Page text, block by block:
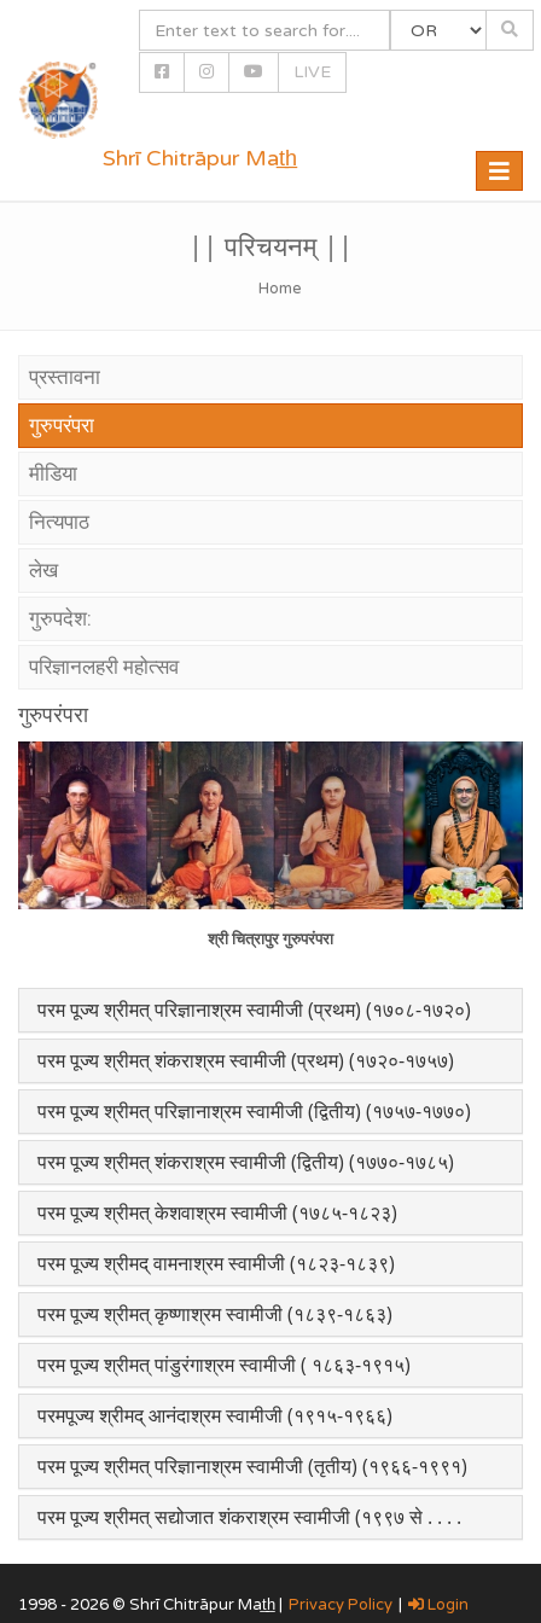
LIVE
Toggle
Shrī Chitrāpur Mat̲h̲
|| परिचयनम् ||
Home
प्रस्तावना
गुरुपरंपरा
मीडिया
नित्यपाठ
लेख
गुरुपदेश:
परिज्ञानलहरी महोत्सव
गुरुपरंपरा
श्री चित्रापुर गुरुपरंपरा
परम पूज्य श्रीमत् परिज्ञानाश्रम स्वामीजी (प्रथम) (१७०८-१७२०)
परम पूज्य श्रीमत् शंकराश्रम स्वामीजी (प्रथम) (१७२०-१७५७)
परम पूज्य श्रीमत् परिज्ञानाश्रम स्वामीजी (द्वितीय) (१७५७-१७७०)
परम पूज्य श्रीमत् शंकराश्रम स्वामीजी (द्वितीय) (१७७०-१७८५)
परम पूज्य श्रीमत् केशवाश्रम स्वामीजी (१७८५-१८२३)
परम पूज्य श्रीमद् वामनाश्रम स्वामीजी (१८२३-१८३९)
परम पूज्य श्रीमत् कृष्णाश्रम स्वामीजी (१८३९-१८६३)
परम पूज्य श्रीमत् पांडुरंगाश्रम स्वामीजी ( १८६३-१९१५)
परमपूज्य श्रीमद् आनंदाश्रम स्वामीजी (१९१५-१९६६)
परम पूज्य श्रीमत् परिज्ञानाश्रम स्वामीजी (तृतीय) (१९६६-१९९१)
परम पूज्य श्रीमत् सद्योजात शंकराश्रम स्वामीजी (१९९७ से . . . .
1998 - 2026 © Shrī Chitrāpur Mat̲h̲ | Privacy Policy | Login